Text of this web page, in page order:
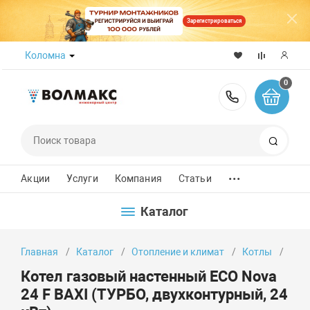
Зарегистрироваться
Коломна
8 (800)
0
Акции Услуги Компания Статьи ...
Каталог
Главная Каталог Отопление и климат Котлы
Котел газовый настенный ECO Nova
24 F BAXI (ТУРБО, двухконтурный, 24